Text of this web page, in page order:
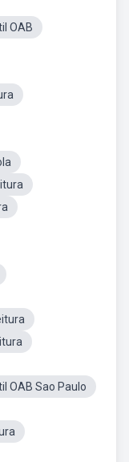
OAB
OAB Sao Paulo